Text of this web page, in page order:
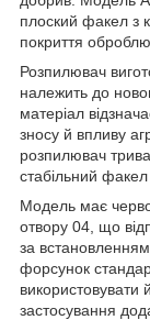
плоский факел з
покриття
Розпилювач
належить до
матеріал
зносу й впливу
розпилювач
стабільний
Модель має
отвору 04, що
за
форсунок
використовувати
застосування